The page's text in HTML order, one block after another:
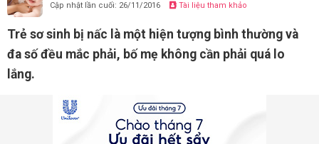
Cập nhật lần cuối: 26/11/2016 Tài liệu tham khảo
Trẻ sơ sinh bị nấc là một hiện tượng bình thường và
đa số đều mắc phải, bố mẹ không cần phải quá lo
lắng.